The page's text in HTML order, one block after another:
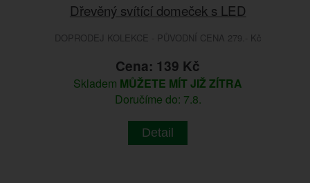
Dřevěný svítící domeček s LED
DOPRODEJ KOLEKCE - PŮVODNÍ CENA 279.- Kč
Cena: 139 Kč
Skladem MŮŽETE MÍT JIŽ ZÍTRA
Doručíme do: 7.8.
Detail